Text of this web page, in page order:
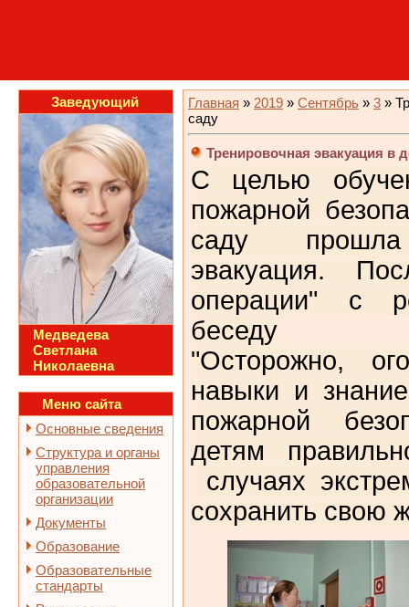
Заведующий
Медведева
Светлана
Николаевна
Меню сайта
Основные сведения
Структура и органы
управления
образовательной
организации
Документы
Образование
Образовательные
стандарты
Главная » 2019 » Сентябрь » 3 »
саду
Тренировочная эвакуация в
С целью
пожарной
саду прошла
эвакуация.
операции" с
беседу
"Осторожно,
навыки и
пожарной
детям
случаях
сохранить свою